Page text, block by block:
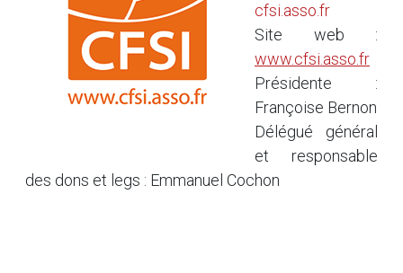
cfsi.asso.fr
Site web :
www.cfsi.asso.fr
Présidente :
Françoise Bernon
Délégué général
et responsable
des dons et legs : Emmanuel Cochon